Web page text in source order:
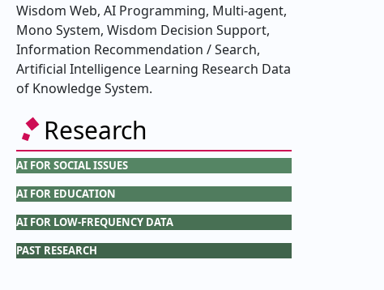
Wisdom Web, AI Programming, Multi-agent,
Mono System, Wisdom Decision Support,
Information Recommendation / Search,
Artificial Intelligence Learning Research Data
of Knowledge System.
Research
AI FOR SOCIAL ISSUES
AI FOR EDUCATION
AI FOR LOW-FREQUENCY DATA
PAST RESEARCH